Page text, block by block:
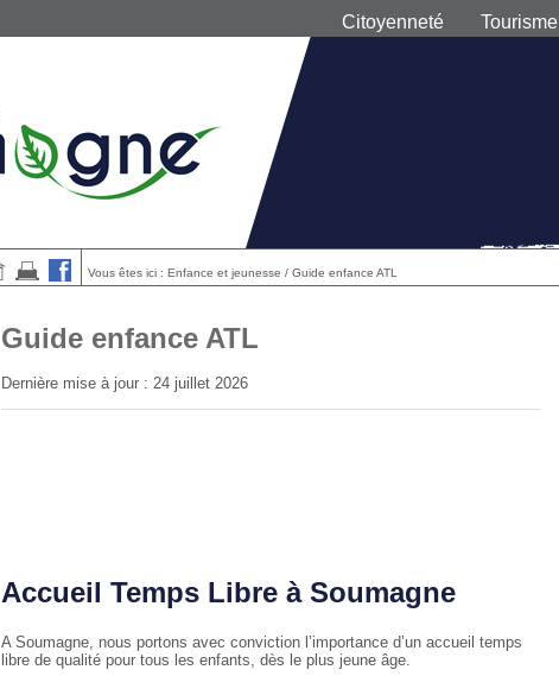
Citoyenneté Tourisme
Vous êtes ici : Enfance et jeunesse / Guide enfance ATL
Guide enfance ATL
Dernière mise à jour : 24 juillet 2026
Accueil Temps Libre à Soumagne
A Soumagne, nous portons avec conviction l’importance d’un accueil temps
libre de qualité pour tous les enfants, dès le plus jeune âge.